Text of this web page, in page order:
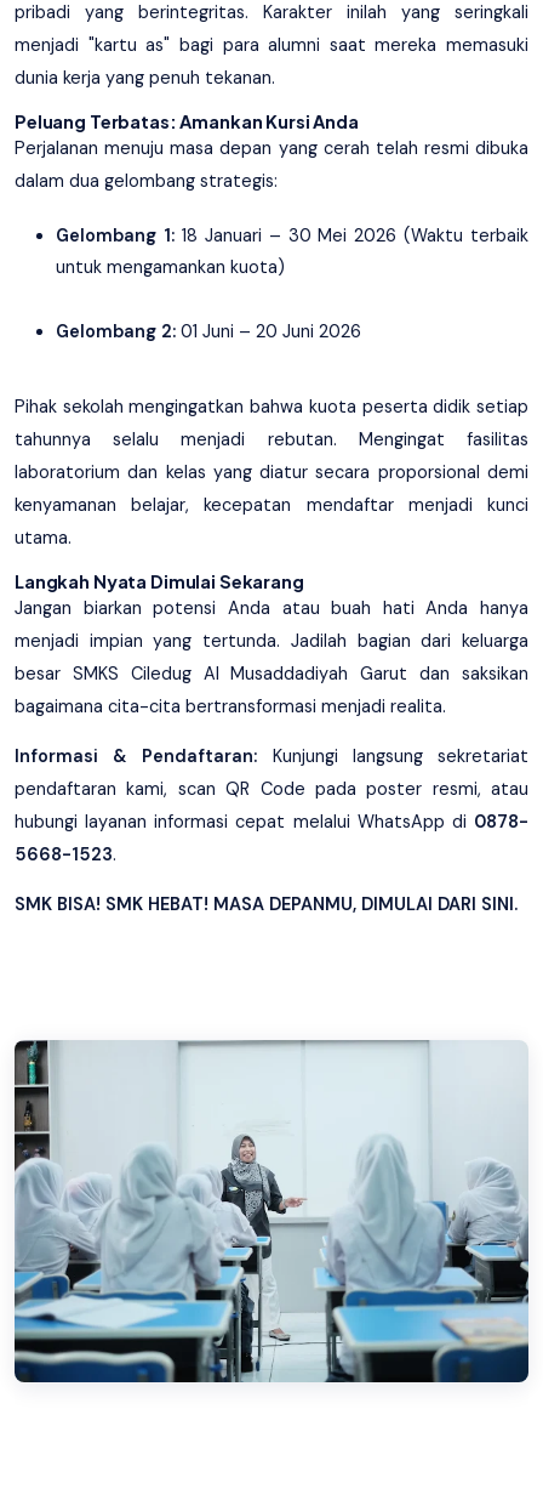
pribadi yang berintegritas. Karakter inilah yang seringkali
menjadi "kartu as" bagi para alumni saat mereka memasuki
dunia kerja yang penuh tekanan.
Peluang Terbatas: Amankan Kursi Anda
Perjalanan menuju masa depan yang cerah telah resmi dibuka
dalam dua gelombang strategis:
Gelombang 1: 18 Januari – 30 Mei 2026 (Waktu terbaik
untuk mengamankan kuota)
Gelombang 2: 01 Juni – 20 Juni 2026
Pihak sekolah mengingatkan bahwa kuota peserta didik setiap
tahunnya selalu menjadi rebutan. Mengingat fasilitas
laboratorium dan kelas yang diatur secara proporsional demi
kenyamanan belajar, kecepatan mendaftar menjadi kunci
utama.
Langkah Nyata Dimulai Sekarang
Jangan biarkan potensi Anda atau buah hati Anda hanya
menjadi impian yang tertunda. Jadilah bagian dari keluarga
besar SMKS Ciledug Al Musaddadiyah Garut dan saksikan
bagaimana cita-cita bertransformasi menjadi realita.
Informasi & Pendaftaran: Kunjungi langsung sekretariat
pendaftaran kami, scan QR Code pada poster resmi, atau
hubungi layanan informasi cepat melalui WhatsApp di 0878-
5668-1523.
SMK BISA! SMK HEBAT! MASA DEPANMU, DIMULAI DARI SINI.